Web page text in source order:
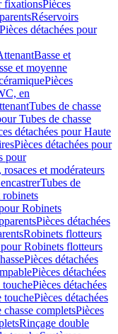
fixationsPièces
Réservoirs
Pièces détachées pour
Basse et
et moyenne
Pièces
en
Tubes de chasse
Tubes de chasse
détachées pour Haute
Pièces détachées pour
pour
et modérateurs
Tubes de
robinets
Robinets
Pièces détachées
Robinets flotteurs
pour Robinets flotteurs
Pièces détachées
Pièces détachées
touchePièces détachées
touchePièces détachées
completsPièces
Rinçage double